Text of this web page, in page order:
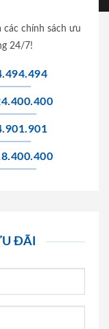
các chính sách ưu
24/7!
ĐÃI